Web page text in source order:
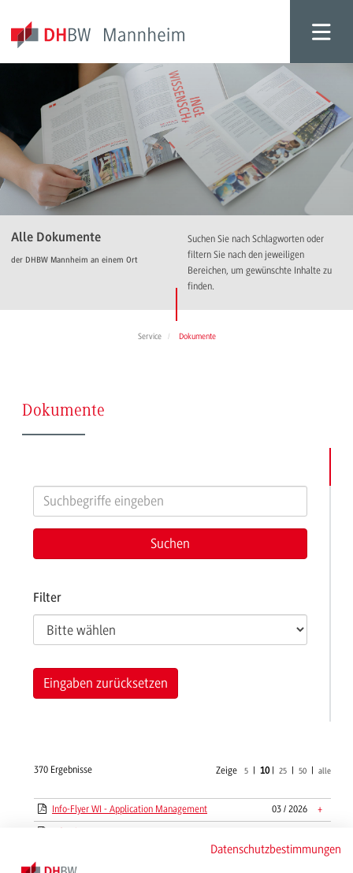
Alle Dokumente
der DHBW Mannheim an einem Ort
Suchen Sie nach Schlagworten oder
filtern Sie nach den jeweiligen
Bereichen, um gewünschte Inhalte zu
finden.
Service Dokumente
Dokumente
Filter
Eingaben zurücksetzen
370 Ergebnisse Zeige 5| 10| 25| 50| alle
Info-Flyer WI - Application Management 03 / 2026 +
03 / 2026 +
Datenschutzbestimmungen